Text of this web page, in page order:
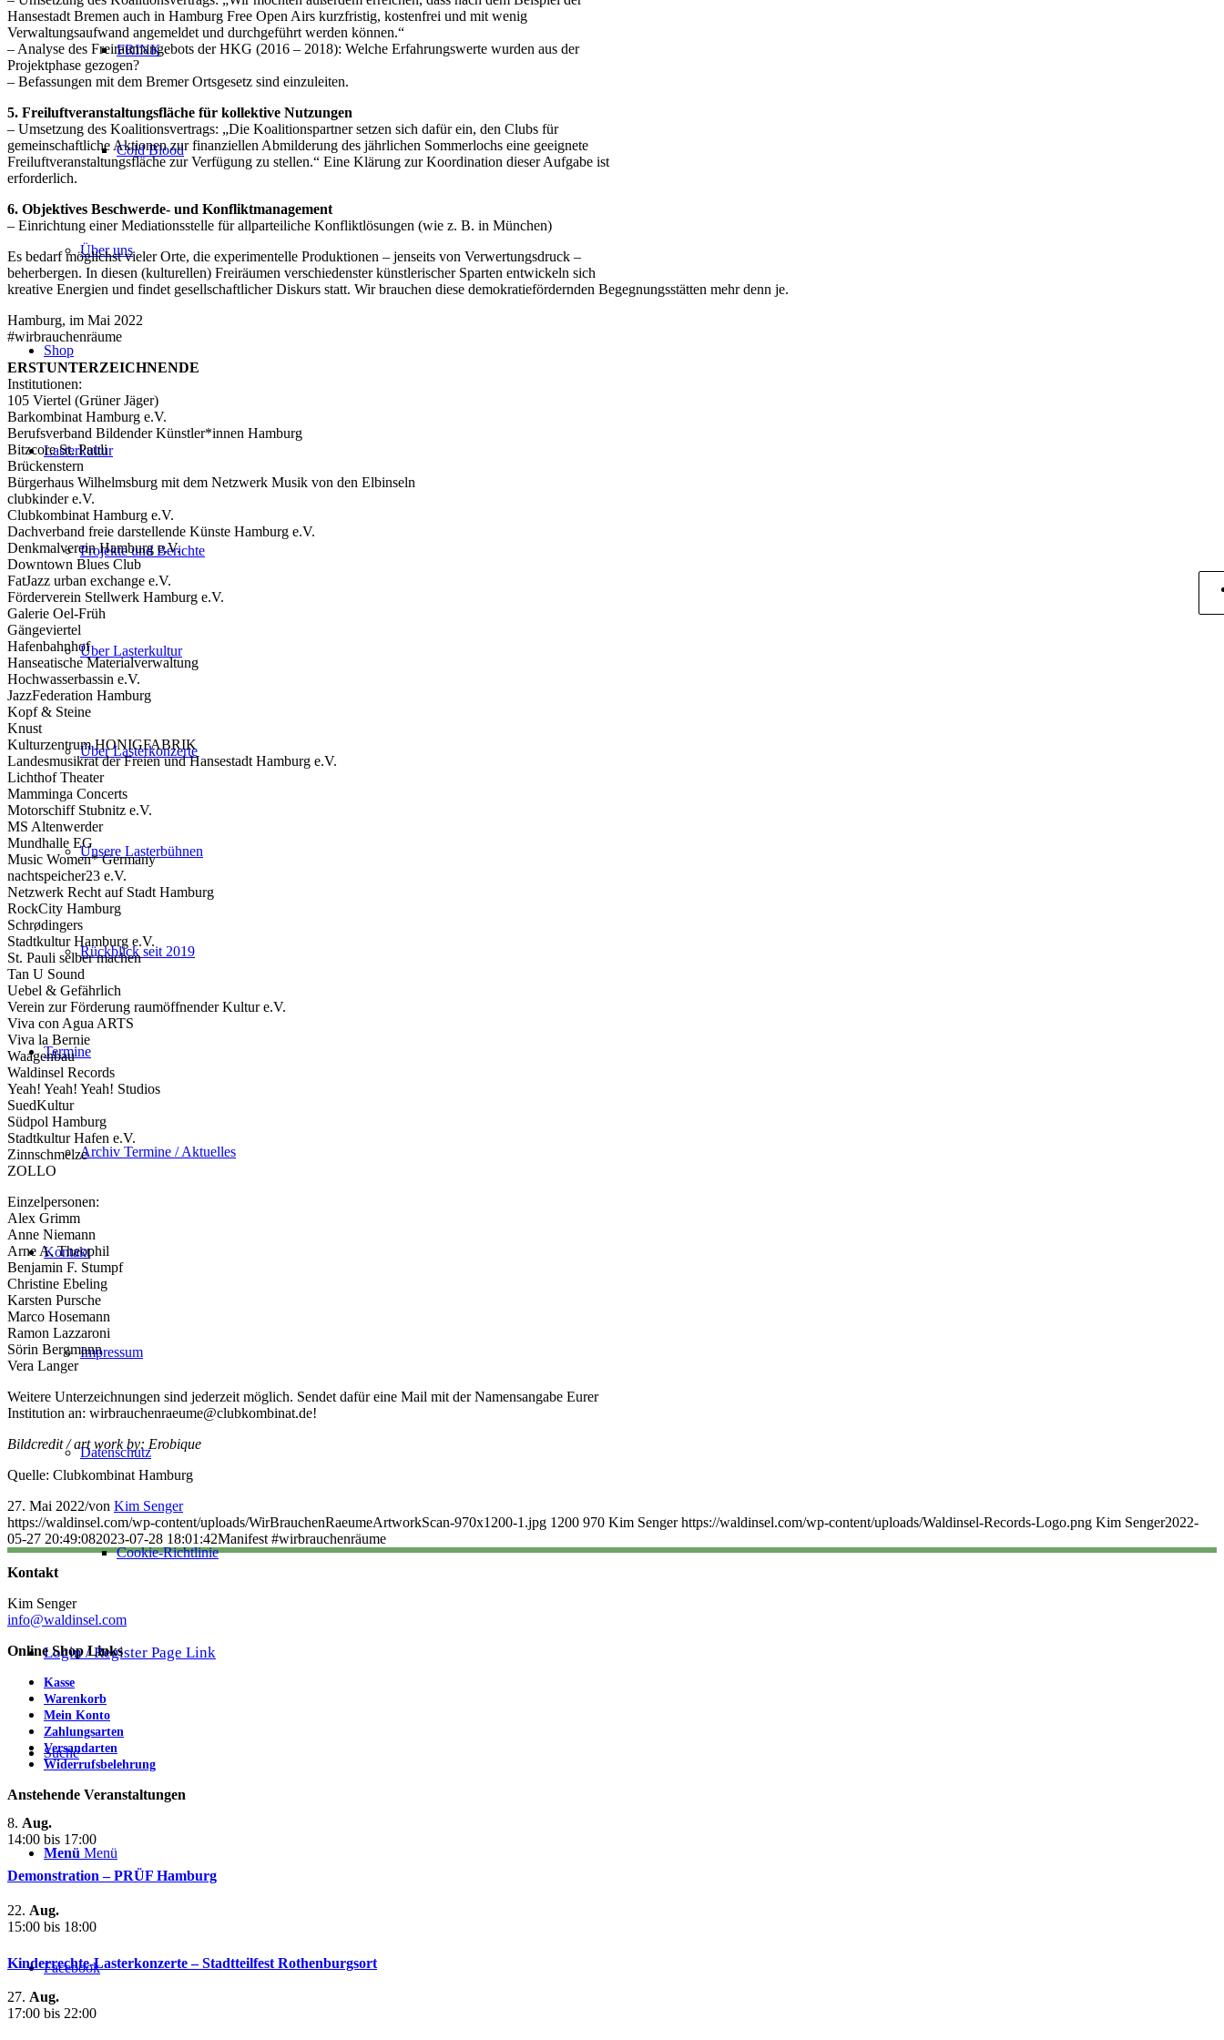
FRINK
Cold Blood
Über uns
Shop
Lasterkultur
Projekte und Berichte
Über Lasterkultur
Über Lasterkonzerte
Unsere Lasterbühnen
Rückblick seit 2019
Termine
Archiv Termine / Aktuelles
Kontakt
Impressum
Datenschutz
Cookie-Richtlinie
Login / Register Page Link
Suche
Menü Menü
Facebook
Hansestadt Bremen auch in Hamburg Free Open Airs kurzfristig, kostenfrei und mit wenig
Verwaltungsaufwand angemeldet und durchgeführt werden können.“
– Analyse des Freiraumangebots der HKG (2016 – 2018): Welche Erfahrungswerte wurden aus der
Projektphase gezogen?
– Befassungen mit dem Bremer Ortsgesetz sind einzuleiten.
5. Freiluftveranstaltungsfläche für kollektive Nutzungen
– Umsetzung des Koalitionsvertrags: „Die Koalitionspartner setzen sich dafür ein, den Clubs für
gemeinschaftliche Aktionen zur finanziellen Abmilderung des jährlichen Sommerlochs eine geeignete
Freiluftveranstaltungsfläche zur Verfügung zu stellen.“ Eine Klärung zur Koordination dieser Aufgabe ist
erforderlich.
6. Objektives Beschwerde- und Konfliktmanagement
– Einrichtung einer Mediationsstelle für allparteiliche Konfliktlösungen (wie z. B. in München)
Es bedarf möglichst vieler Orte, die experimentelle Produktionen – jenseits von Verwertungsdruck –
beherbergen. In diesen (kulturellen) Freiräumen verschiedenster künstlerischer Sparten entwickeln sich
kreative Energien und findet gesellschaftlicher Diskurs statt. Wir brauchen diese demokratiefördernden Begegnungsstätten mehr denn je.
Hamburg, im Mai 2022
#wirbrauchenräume
ERSTUNTERZEICHNENDE
Institutionen:
105 Viertel (Grüner Jäger)
Barkombinat Hamburg e.V.
Berufsverband Bildender Künstler*innen Hamburg
Bitzcore St. Pauli
Brückenstern
Bürgerhaus Wilhelmsburg mit dem Netzwerk Musik von den Elbinseln
clubkinder e.V.
Clubkombinat Hamburg e.V.
Dachverband freie darstellende Künste Hamburg e.V.
Denkmalverein Hamburg e.V.
Downtown Blues Club
FatJazz urban exchange e.V.
Förderverein Stellwerk Hamburg e.V.
Galerie Oel-Früh
Gängeviertel
Hafenbahnhof
Hanseatische Materialverwaltung
Hochwasserbassin e.V.
JazzFederation Hamburg
Kopf & Steine
Knust
Kulturzentrum HONIGFABRIK
Landesmusikrat der Freien und Hansestadt Hamburg e.V.
Lichthof Theater
Mamminga Concerts
Motorschiff Stubnitz e.V.
MS Altenwerder
Mundhalle EG
Music Women* Germany
nachtspeicher23 e.V.
Netzwerk Recht auf Stadt Hamburg
RockCity Hamburg
Schrødingers
Stadtkultur Hamburg e.V.
St. Pauli selber machen
Tan U Sound
Uebel & Gefährlich
Verein zur Förderung raumöffnender Kultur e.V.
Viva con Agua ARTS
Viva la Bernie
Waagenbau
Waldinsel Records
Yeah! Yeah! Yeah! Studios
SuedKultur
Südpol Hamburg
Stadtkultur Hafen e.V.
Zinnschmelze
ZOLLO
Einzelpersonen:
Alex Grimm
Anne Niemann
Arne A. Theophil
Benjamin F. Stumpf
Christine Ebeling
Karsten Pursche
Marco Hosemann
Ramon Lazzaroni
Sörin Bergmann
Vera Langer
Weitere Unterzeichnungen sind jederzeit möglich. Sendet dafür eine Mail mit der Namensangabe Eurer
Institution an: wirbrauchenraeume@clubkombinat.de!
Bildcredit / art work by: Erobique
Quelle: Clubkombinat Hamburg
27. Mai 2022/von Kim Senger
https://waldinsel.com/wp-content/uploads/WirBrauchenRaeumeArtworkScan-970x1200-1.jpg 1200 970 Kim Senger https://waldinsel.com/wp-content/uploads/Waldinsel-Records-Logo.png Kim Senger2022-
05-27 20:49:082023-07-28 18:01:42Manifest #wirbrauchenräume
Kontakt
Kim Senger
info@waldinsel.com
Online Shop Links
Kasse
Warenkorb
Mein Konto
Zahlungsarten
Versandarten
Widerrufsbelehrung
Anstehende Veranstaltungen
8. Aug.
14:00 bis 17:00
Demonstration – PRÜF Hamburg
22. Aug.
15:00 bis 18:00
Kinderrechte-Lasterkonzerte – Stadtteilfest Rothenburgsort
27. Aug.
17:00 bis 22:00